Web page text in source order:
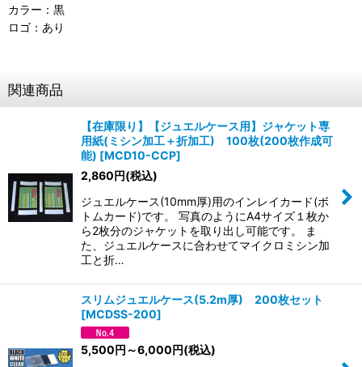
カラー：黒
ロゴ：あり
関連商品
【在庫限り】【ジュエルケース用】ジャケット専
用紙(ミシン加工＋折加工) 100枚(200枚作成可
能) [MCD10-CCP]
2,860円(税込)
ジュエルケース(10mm厚)用のインレイカード(ボ
トムカード)です。 写真のようにA4サイズ１枚か
ら2枚分のジャケットを取り出し可能です。 ま
た、ジュエルケースに合わせてマイクロミシン加
工と折…
スリムジュエルケース(5.2m厚) 200枚セット
[MCDSS-200]
5,500円 ～6,000円(税込)